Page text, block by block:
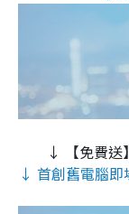
↓ 【免費送
↓ 首創舊電腦即